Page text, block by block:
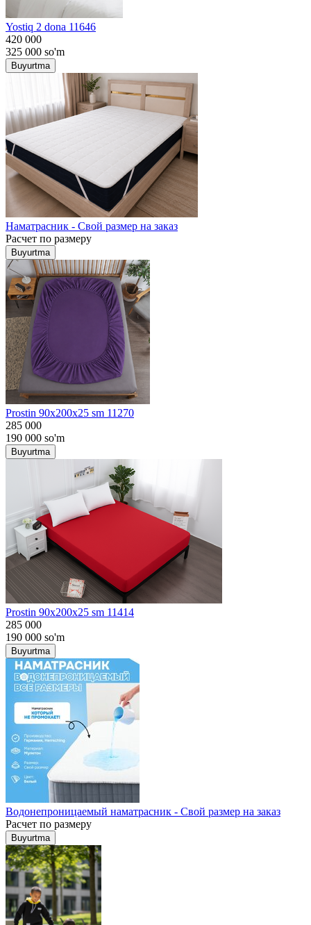
Yostiq 2 dona 11646
420 000
325 000 so'm
Buyurtma
Наматрасник - Свой размер на заказ
Расчет по размеру
Buyurtma
Prostin 90x200x25 sm 11270
285 000
190 000 so'm
Buyurtma
Prostin 90x200x25 sm 11414
285 000
190 000 so'm
Buyurtma
Водонепроницаемый наматрасник - Свой размер на заказ
Расчет по размеру
Buyurtma